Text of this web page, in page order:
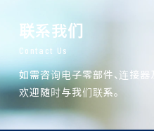
联系我们
Contact Us
如需咨询电子零部件、连接器
欢迎随时与我们联系。